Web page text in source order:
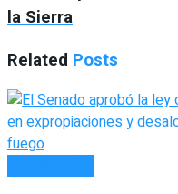
la Sierra
Related Posts